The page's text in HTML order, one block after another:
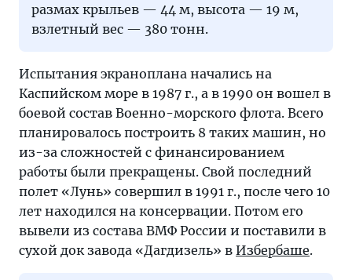
размах крыльев — 44 м, высота — 19 м,
взлетный вес — 380 тонн.
Испытания экраноплана начались на
Каспийском море в 1987 г., а в 1990 он вошел в
боевой состав Военно-морского флота. Всего
планировалось построить 8 таких машин, но
из-за сложностей с финансированием
работы были прекращены. Свой последний
полет «Лунь» совершил в 1991 г., после чего 10
лет находился на консервации. Потом его
вывели из состава ВМФ России и поставили в
сухой док завода «Дагдизель» в Избербаше.